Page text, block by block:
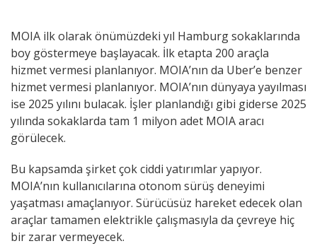
MOIA ilk olarak önümüzdeki yıl Hamburg sokaklarında
boy göstermeye başlayacak. İlk etapta 200 araçla
hizmet vermesi planlanıyor. MOIA’nın da Uber’e benzer
hizmet vermesi planlanıyor. MOIA’nın dünyaya yayılması
ise 2025 yılını bulacak. İşler planlandığı gibi giderse 2025
yılında sokaklarda tam 1 milyon adet MOIA aracı
görülecek.
Bu kapsamda şirket çok ciddi yatırımlar yapıyor.
MOIA’nın kullanıcılarına otonom sürüş deneyimi
yaşatması amaçlanıyor. Sürücüsüz hareket edecek olan
araçlar tamamen elektrikle çalışmasıyla da çevreye hiç
bir zarar vermeyecek.